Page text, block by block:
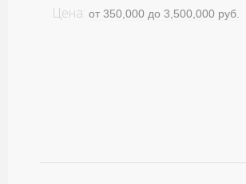
Цена: от 350,000 до 3,500,000 руб.